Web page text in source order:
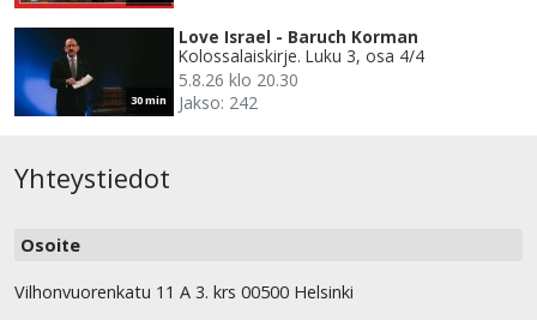
30 min
Love Israel - Baruch Korman
Kolossalaiskirje. Luku 3, osa 4/4
5.8.26 klo 20.30
Jakso: 242
Yhteystiedot
Osoite
Vilhonvuorenkatu 11 A 3. krs 00500 Helsinki